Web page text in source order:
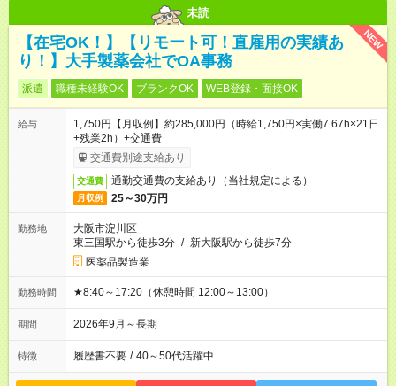
未読
NEW
【在宅OK！】【リモート可！直雇用の実績あ
り！】大手製薬会社でOA事務
派遣 職種未経験OK ブランクOK WEB登録・面接OK
給与
1,750円【月収例】約285,000円（時給1,750円×実働7.67h×21日
+残業2h）+交通費
交通費別途支給あり
交通費 通勤交通費の支給あり（当社規定による）
月収例 25～30万円
勤務地
大阪市淀川区
東三国駅から徒歩3分 / 新大阪駅から徒歩7分
医薬品製造業
勤務時間 ★8:40～17:20（休憩時間 12:00～13:00）
期間 2026年9月～長期
特徴 履歴書不要 / 40～50代活躍中